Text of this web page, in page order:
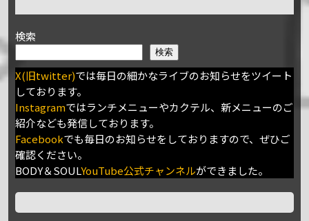
検索
検索
X(旧twitter)では毎日の細かなライブのお知らせをツイート
しております。
Instagramではランチメニューやカクテル、新メニューのご
紹介なども発信しております。
Facebookでも毎日のお知らせをしておりますので、ぜひご
確認ください。
BODY＆SOULYouTube公式チャンネルができました。